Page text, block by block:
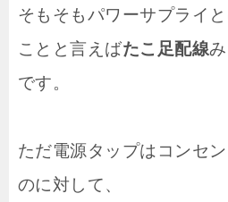
そもそもパワーサプライ
ことと言えばたこ足配線
です。
ただ電源タップはコンセ
のに対して、